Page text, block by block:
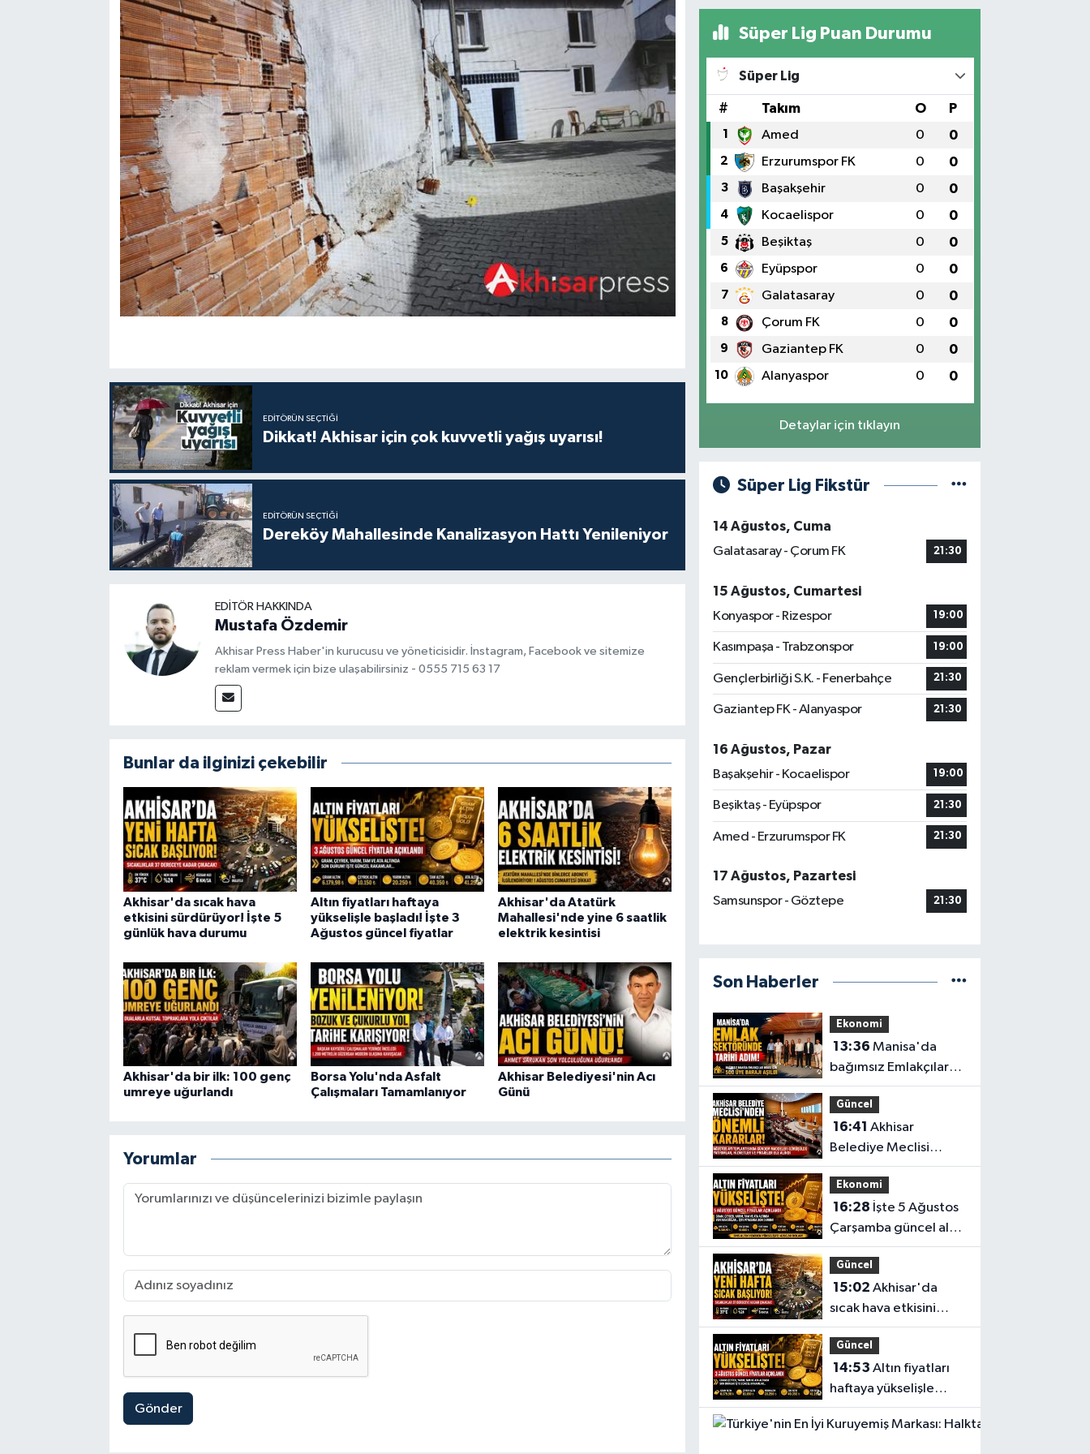
EDITÖRÜN SEÇTIĞI
Dikkat! Akhisar için çok kuvvetli yağış uyarısı!
EDITÖRÜN SEÇTIĞI
Dereköy Mahallesinde Kanalizasyon Hattı Yenileniyor
EDITÖR HAKKINDA
Mustafa Özdemir
Akhisar Press Haber'in kurucusu ve yöneticisidir. İnstagram, Facebook ve sitemize
reklam vermek için bize ulaşabilirsiniz - 0555 715 63 17
Bunlar da ilginizi çekebilir
Akhisar'da sıcak hava
etkisini sürdürüyor! İşte 5
günlük hava durumu
Altın fiyatları haftaya
yükselişle başladı! İşte 3
Ağustos güncel fiyatlar
Akhisar'da Atatürk
Mahallesi'nde yine 6 saatlik
elektrik kesintisi
Akhisar'da bir ilk: 100 genç
umreye uğurlandı
Borsa Yolu'nda Asfalt
Çalışmaları Tamamlanıyor
Akhisar Belediyesi'nin Acı
Günü
Yorumlar
Gönder
Süper Lig Puan Durumu
Süper Lig
# Takım O P
1 Amed 0 0
2 Erzurumspor FK 0 0
3 Başakşehir 0 0
4 Kocaelispor 0 0
5 Beşiktaş 0 0
6 Eyüpspor 0 0
7 Galatasaray 0 0
8 Çorum FK 0 0
9 Gaziantep FK 0 0
10 Alanyaspor 0 0
Detaylar için tıklayın
Süper Lig Fikstür
14 Ağustos, Cuma
Galatasaray - Çorum FK
21:30
15 Ağustos, Cumartesi
Konyaspor - Rizespor
19:00
Kasımpaşa - Trabzonspor 19:00
Gençlerbirliği S.K. - Fenerbahçe 21:30
Gaziantep FK - Alanyaspor 21:30
16 Ağustos, Pazar
Başakşehir - Kocaelispor
19:00
Beşiktaş - Eyüpspor 21:30
Amed - Erzurumspor FK 21:30
17 Ağustos, Pazartesi
Samsunspor - Göztepe
21:30
Son Haberler
Ekonomi
13:36 Manisa'da
bağımsız Emlakçılar
Odası için 500 üye
barajı aşıldı
Güncel
16:41 Akhisar
Belediye Meclisi
Ağustos ayı
toplantısını
gerçekleştirdi
Ekonomi
16:28
Çarşamba güncel altın
fiyatları
Güncel
15:02 Akhisar'da
sıcak hava etkisini
sürdürüyor! İşte 5
günlük hava durumu
Güncel
14:53 Altın fiyatları
haftaya yükselişle
başladı! İşte 3 Ağustos
güncel fiyatlar